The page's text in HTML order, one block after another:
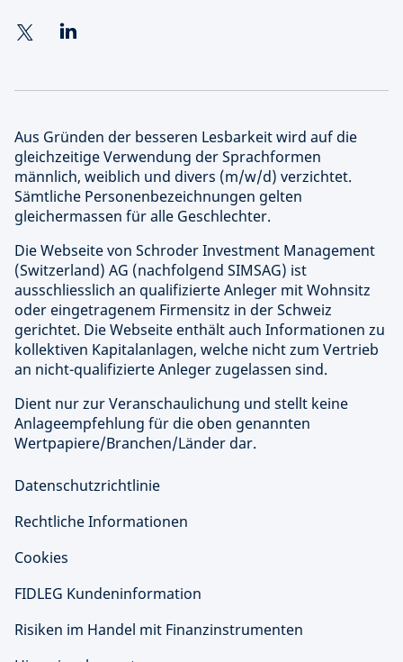
Aus Gründen der besseren Lesbarkeit wird auf die
gleichzeitige Verwendung der Sprachformen
männlich, weiblich und divers (m/w/d) verzichtet.
Sämtliche Personenbezeichnungen gelten
gleichermassen für alle Geschlechter.
Die Webseite von Schroder Investment Management
(Switzerland) AG (nachfolgend SIMSAG) ist
ausschliesslich an qualifizierte Anleger mit Wohnsitz
oder eingetragenem Firmensitz in der Schweiz
gerichtet. Die Webseite enthält auch Informationen zu
kollektiven Kapitalanlagen, welche nicht zum Vertrieb
an nicht-qualifizierte Anleger zugelassen sind.
Dient nur zur Veranschaulichung und stellt keine
Anlageempfehlung für die oben genannten
Wertpapiere/Branchen/Länder dar.
Datenschutzrichtlinie
Rechtliche Informationen
Cookies
FIDLEG Kundeninformation
Risiken im Handel mit Finanzinstrumenten